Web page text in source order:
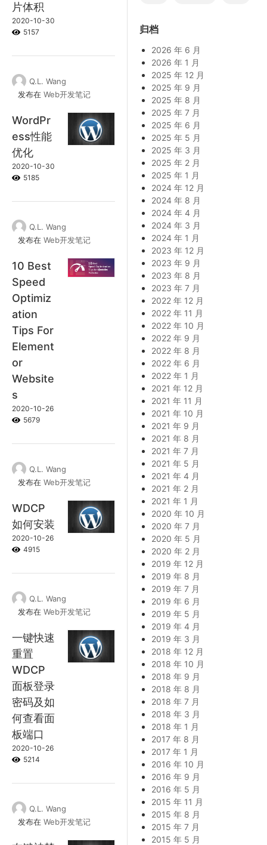
片体积
2020-10-30
5157
Q.L. Wang
发布在 Web开发笔记
WordPr
ess性能
优化
2020-10-30
5185
Q.L. Wang
发布在 Web开发笔记
10 Best
Speed
Optimiz
ation
Tips For
Element
or
Website
s
2020-10-26
5679
Q.L. Wang
发布在 Web开发笔记
WDCP
如何安装
2020-10-26
4915
Q.L. Wang
发布在 Web开发笔记
一键快速
重置
WDCP
面板登录
密码及如
何查看面
板端口
2020-10-26
5214
Q.L. Wang
发布在 Web开发笔记
归档
2026 年 6 月
2026 年 1 月
2025 年 12 月
2025 年 9 月
2025 年 8 月
2025 年 7 月
2025 年 6 月
2025 年 5 月
2025 年 3 月
2025 年 2 月
2025 年 1 月
2024 年 12 月
2024 年 8 月
2024 年 4 月
2024 年 3 月
2024 年 1 月
2023 年 12 月
2023 年 9 月
2023 年 8 月
2023 年 7 月
2022 年 12 月
2022 年 11 月
2022 年 10 月
2022 年 9 月
2022 年 8 月
2022 年 6 月
2022 年 1 月
2021 年 12 月
2021 年 11 月
2021 年 10 月
2021 年 9 月
2021 年 8 月
2021 年 7 月
2021 年 5 月
2021 年 4 月
2021 年 2 月
2021 年 1 月
2020 年 10 月
2020 年 7 月
2020 年 5 月
2020 年 2 月
2019 年 12 月
2019 年 8 月
2019 年 7 月
2019 年 6 月
2019 年 5 月
2019 年 4 月
2019 年 3 月
2018 年 12 月
2018 年 10 月
2018 年 9 月
2018 年 8 月
2018 年 7 月
2018 年 3 月
2018 年 1 月
2017 年 8 月
2017 年 1 月
2016 年 10 月
2016 年 9 月
2016 年 5 月
2015 年 11 月
2015 年 8 月
2015 年 7 月
2015 年 5 月